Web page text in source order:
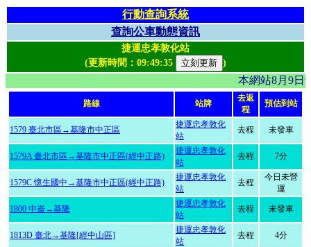
行動查詢系統
查詢公車動態資訊
捷運忠孝敦化站
(更新時間： 09:49:35 )
本網站8月9
路線 站牌
去返
程
預估到站
1579 臺北市區→基隆市中正區
捷運忠孝敦化
站
去程 未發車
1579A 臺北市區→基隆市中正區(經中正路)
捷運忠孝敦化
站
去程 7分
1579C 懷生國中→基隆市中正區(經中正路)
捷運忠孝敦化
站
去程
今日未營
運
1800 中崙→基隆
捷運忠孝敦化
站
去程 未發車
1813D 臺北→基隆[經中山區]
捷運忠孝敦化
站
去程 4分